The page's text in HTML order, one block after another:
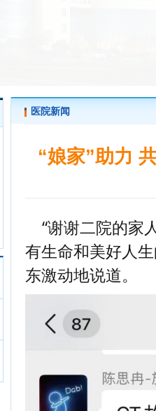
医院新闻
“娘家”助力
“谢谢二院的家
有生命和美好人
东激动地说道。